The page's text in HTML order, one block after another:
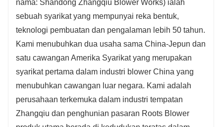
nama: Shandong Zhangqiu Blower Works) ialah
sebuah syarikat yang mempunyai reka bentuk,
teknologi pembuatan dan pengalaman lebih 50 tahun.
Kami menubuhkan dua usaha sama China-Jepun dan
satu cawangan Amerika Syarikat yang merupakan
syarikat pertama dalam industri blower China yang
menubuhkan cawangan luar negara. Kami adalah
perusahaan terkemuka dalam industri tempatan
Zhangqiu dan penghunian pasaran Roots Blower